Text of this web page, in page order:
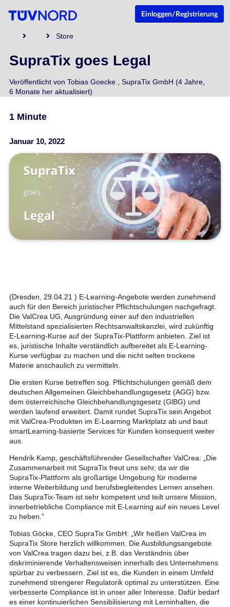
Einloggen/Registrierung
Store
1 Minute
Januar 10, 2022
SupraTix goes Legal
Veröffentlicht von Tobias Goecke, SupraTix GmbH (4 Jahre,
6 Monate her aktualisiert)
(Dresden, 29.04.21 ) E-Learning-Angebote werden zunehmend
auch für den Bereich juristischer Pflichtschulungen nachgefragt.
Die ValCrea UG, Ausgründung einer auf den industriellen
Mittelstand spezialisierten Rechtsanwaltskanzlei, wird zukünftig
E-Learning-Kurse auf der SupraTix-Plattform anbieten. Ziel ist
es, juristische Inhalte verständlich aufbereitet als E-Learning-
Kurse verfügbar zu machen und die nicht selten trockene
Materie anschaulich zu vermitteln.
Die ersten Kurse betreffen sog. Pflichtschulungen gemäß dem
deutschen Allgemeinen Gleichbehandlungsgesetz (AGG) bzw.
dem österreichische Gleichbehandlungsgesetz (GlBG) und
werden laufend erweitert. Damit rundet SupraTix sein Angebot
mit ValCrea-Produkten im E-Learning Marktplatz ab und baut
smartLearning-basierte Services für Kunden konsequent weiter
aus.
Hendrik Kamp, geschäftsführender Gesellschafter ValCrea: „Die
Zusammenarbeit mit SupraTix freut uns sehr, da wir die
SupraTix-Plattform als großartige Umgebung für moderne
interne Weiterbildung und berufsbegleitendes Lernen ansehen.
Das SupraTix-Team ist sehr kompetent und teilt unsere Mission,
innerbetriebliche Compliance mit E-Learning auf ein neues Level
zu heben.”
Tobias Göcke, CEO SupraTix GmbH: „Wir heißen ValCrea im
SupraTix Store herzlich willkommen. Die Ausbildungsangebote
von ValCrea tragen dazu bei, z.B. das Verständnis über
diskriminierende Verhaltensweisen innerhalb des Unternehmens
spürbar zu verbessern. Ziel ist es, die Kunden in einem Umfeld
zunehmend strengerer Regulatorik optimal zu unterstützen. Eine
verbesserte Compliance ist in unser aller Interesse. Dafür bedarf
es einer kontinuierlichen Sensibilisierung mit Lerninhalten, die